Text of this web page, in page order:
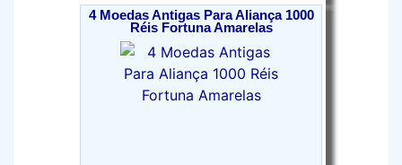
4 Moedas Antigas Para Aliança 1000
Réis Fortuna Amarelas